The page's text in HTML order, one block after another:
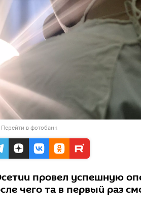
Перейти в фотобанк
провел успешную
чего та в первый раз